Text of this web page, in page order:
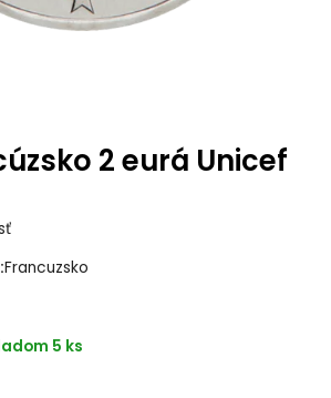
2 eurá Unicef
Francuzsko
5 ks